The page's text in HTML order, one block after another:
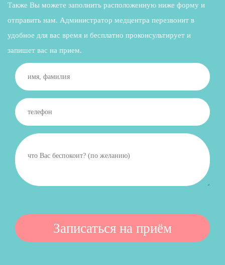
Также Вы можете заполнить расположенную ниже форму и
отправить нам. Администратор медцентра перезвонит в
удобное для вас время и бесплатно проконсультирует и
запишет вас на прием.